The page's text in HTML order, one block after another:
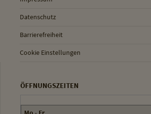
Datenschutz
Barrierefreiheit
Cookie Einstellungen
ÖFFNUNGSZEITEN